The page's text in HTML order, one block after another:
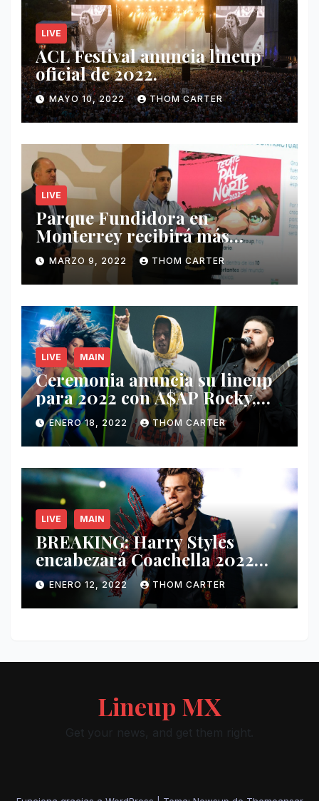
LIVE
ACL Festival anuncia lineup
oficial de 2022.
MAYO 10, 2022 THOM CARTER
LIVE
Parque Fundidora en
Monterrey recibirá más
ingresos por festivales de
Música.
MARZO 9, 2022 THOM CARTER
LIVE MAIN
Ceremonia anuncia su lineup
para 2022 con A$AP Rocky,
Nathy Peluso, Noah Pino Palo
y más.
ENERO 18, 2022 THOM CARTER
LIVE MAIN
BREAKING: Harry Styles
encabezará Coachella 2022
junto a Kanye West y Billie
Eilish.
ENERO 12, 2022 THOM CARTER
Lineup MX
Get your news, and get them right.